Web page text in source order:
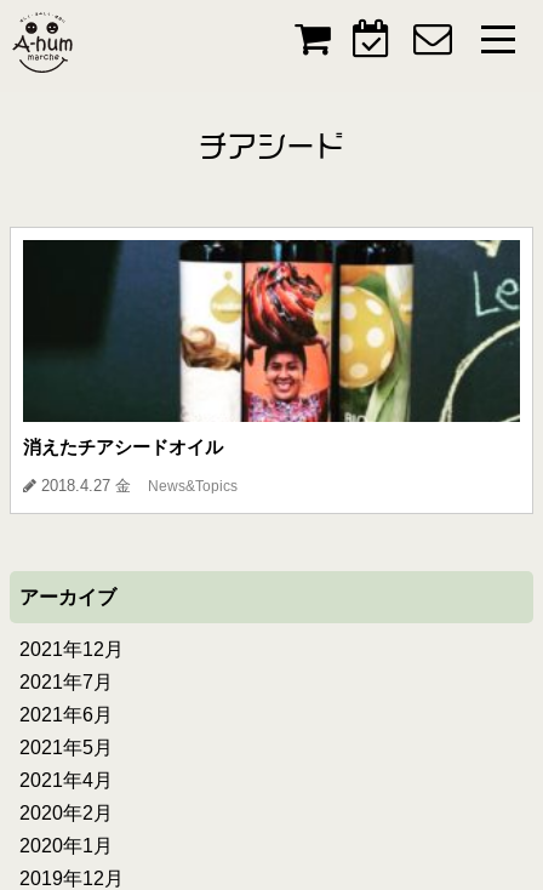
チアシード
消えたチアシードオイル
2018.4.27 金 News&Topics
アーカイブ
2021年12月
2021年7月
2021年6月
2021年5月
2021年4月
2020年2月
2020年1月
2019年12月